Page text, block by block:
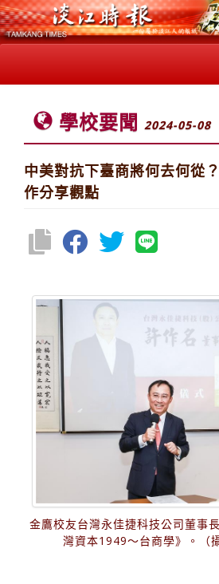
學校要聞 2024-05-08
中美對抗下臺商將何去何從
作分享觀點
金鷹校友台灣永佳捷科技公司董事
灣資本1949～台商學》。（